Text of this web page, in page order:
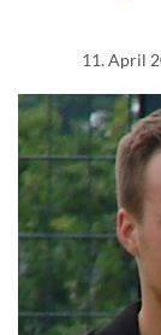
11. April